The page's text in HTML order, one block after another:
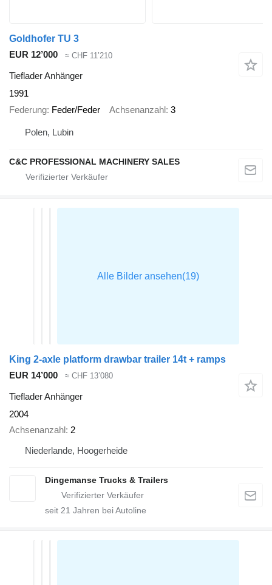
Goldhofer TU 3
EUR 12’000
≈ CHF 11’210
Tieflader Anhänger
1991
Federung Feder/Feder Achsenanzahl 3
Polen, Lubin
C&C PROFESSIONAL MACHINERY SALES
King 2-axle platform drawbar trailer 14t + ramps
EUR 14’000
≈ CHF 13’080
Tieflader Anhänger
2004
Achsenanzahl 2
Niederlande, Hoogerheide
Dingemanse Trucks & Trailers
seit 21 Jahren bei Autoline